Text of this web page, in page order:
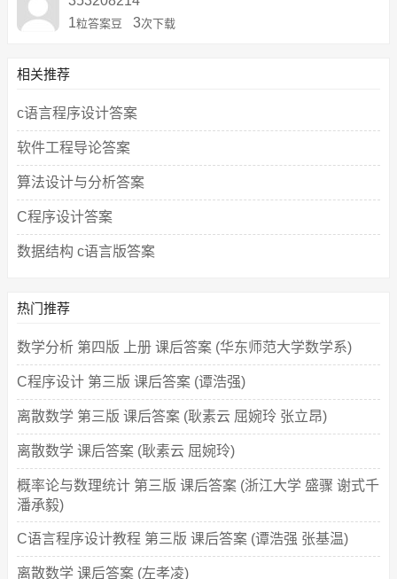
1粒答案豆 3次下载
相关推荐
c语言程序设计答案
软件工程导论答案
算法设计与分析答案
C程序设计答案
数据结构 c语言版答案
热门推荐
数学分析 第四版 上册 课后答案 (华东师范大学数学系)
C程序设计 第三版 课后答案 (谭浩强)
离散数学 第三版 课后答案 (耿素云 屈婉玲 张立昂)
离散数学 课后答案 (耿素云 屈婉玲)
概率论与数理统计 第三版 课后答案 (浙江大学 盛骤 谢式千
潘承毅)
C语言程序设计教程 第三版 课后答案 (谭浩强 张基温)
离散数学 课后答案 (左孝凌)